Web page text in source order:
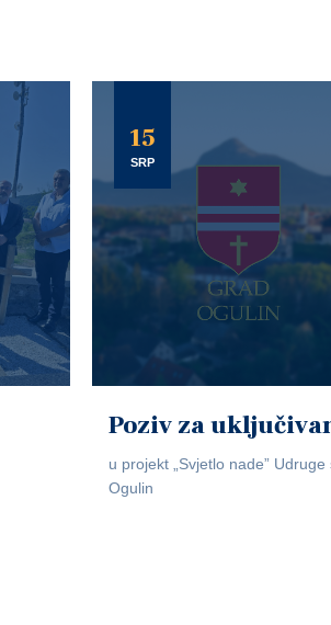
15
SRP
Poziv za
u projekt „Svjetlo nade” Udruge
Ogulin